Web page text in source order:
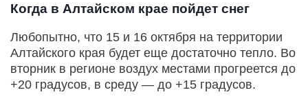
Когда в Алтайском крае пойдет снег
Любопытно, что 15 и 16 октября на территории
Алтайского края будет еще достаточно тепло. Во
вторник в регионе воздух местами прогреется до
+20 градусов, в среду — до +15 градусов.